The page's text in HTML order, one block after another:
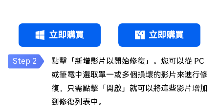
立即購買 立即購買
點擊「新增影片以開始修復」。您可以從 PC
或筆電中選取單一或多個損壞的影片來進行修
復，只需點擊「開啟」就可以將這些影片增加
到修復列表中。